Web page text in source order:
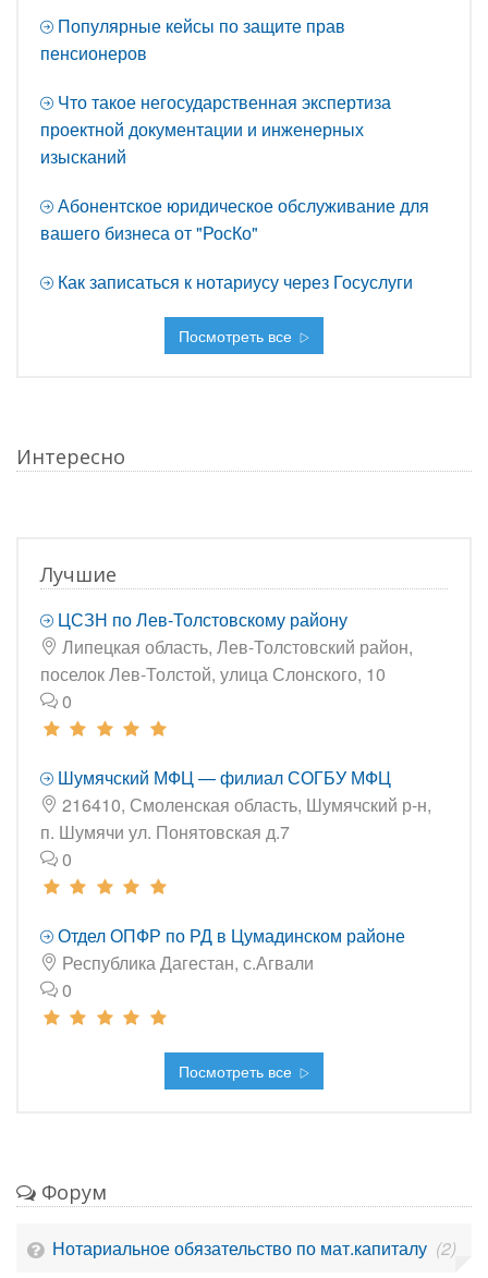
Популярные кейсы по защите прав
пенсионеров
Что такое негосударственная экспертиза
проектной документации и инженерных
изысканий
Абонентское юридическое обслуживание для
вашего бизнеса от "РосКо"
Как записаться к нотариусу через Госуслуги
Посмотреть все
Интересно
Лучшие
ЦСЗН по Лев-Толстовскому району
Липецкая область, Лев-Толстовский район,
поселок Лев-Толстой, улица Слонского, 10
0
Шумячский МФЦ — филиал СОГБУ МФЦ
216410, Смоленская область, Шумячский р-н,
п. Шумячи ул. Понятовская д.7
0
Отдел ОПФР по РД в Цумадинском районе
Республика Дагестан, с.Агвали
0
Посмотреть все
Форум
Нотариальное обязательство по мат.капиталу (2)